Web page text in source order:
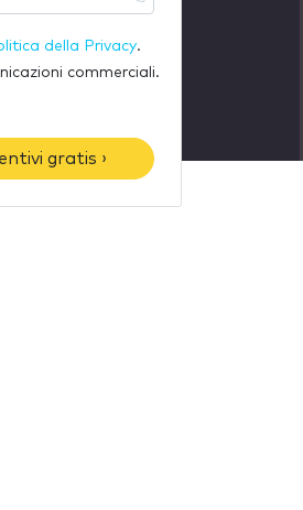
della Privacy.
commerciali.
gratis ›